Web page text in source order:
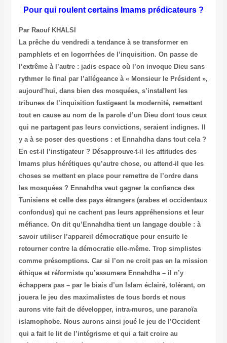
Pour qui roulent certains Imams prédicateurs ?
Par Raouf KHALSI
La prêche du vendredi a tendance à se transformer en
pamphlets et en logorrhées de l’inquisition. On passe de
l’extrême à l’autre : jadis espace où l’on invoque Dieu sans
rythmer le final par l’allégeance à « Monsieur le Président »,
aujourd’hui, dans bien des mosquées, s’installent les
tribunes de l’inquisition fustigeant la modernité, remettant
tout en cause au nom de la parole d’un Dieu dont tous ceux
qui ne partagent pas leurs convictions, seraient indignes. Il
y a à se poser des questions : et Ennahdha dans tout cela ?
En est-il l’instigateur ? Désapprouve-t-il les attitudes des
Imams plus hérétiques qu’autre chose, ou attend-il que les
choses se mettent en place pour remettre de l’ordre dans
les mosquées ? Ennahdha veut gagner la confiance des
Tunisiens et celle des pays étrangers (arabes et occidentaux
confondus) qui ne cachent pas leurs appréhensions et leur
méfiance. On dit qu’Ennahdha tient un langage double : à
savoir utiliser l’appareil démocratique pour ensuite le
retourner contre la démocratie elle-même. Trop simplistes
comme présomptions. Car si l’on ne croit pas en la mission
éthique et réformiste qu’assumera Ennahdha – il n’y
échappera pas – par le biais d’un Islam éclairé, tolérant, on
jouera le jeu des maximalistes de tous bords et nous
aurons vite fait de développer, intra-muros, une paranoïa
islamophobe. Nous aurons ainsi joué le jeu de l’Occident
qui a fait le lit de l’intégrisme et qui a fait croire au